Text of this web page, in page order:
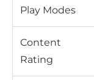
Play Modes
Content
Rating